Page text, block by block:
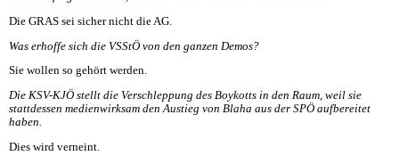
Die GRAS sei sicher nicht die AG.
Was erhoffe sich die VSStÖ von den ganzen Demos?
Sie wollen so gehört werden.
Die KSV-KJÖ stellt die Verschleppung des Boykotts in den Raum, weil sie
stattdessen medienwirksam den Austieg von Blaha aus der SPÖ aufbereitet
haben.
Dies wird verneint.